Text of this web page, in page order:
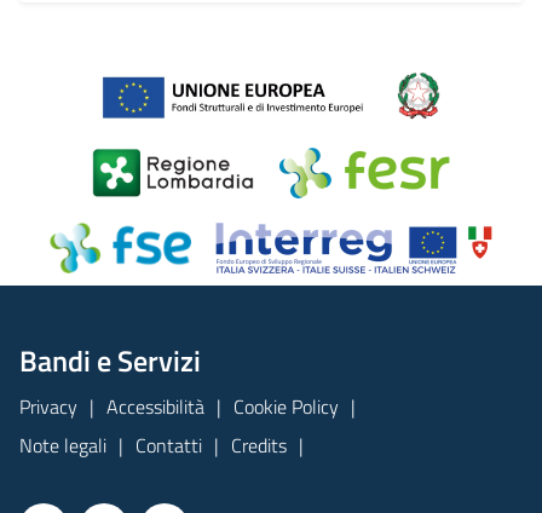
Bandi e Servizi
Privacy Accessibilità
Cookie Policy
Note legali
Contatti Credits